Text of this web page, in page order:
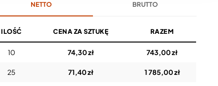
NETTO BRUTTO
ILOŚĆ CENA ZA SZTUKĘ RAZEM
10 74,30 zł 743,00 zł
25 71,40 zł 1 785,00 zł